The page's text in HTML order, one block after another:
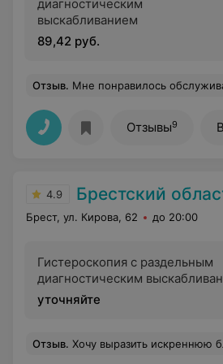
диагностическим
выскабливанием
89,42 руб.
Отзыв. Мне понравилось
Отзывы9
4.9 Брестский
Брест, ул. Кирова, 62 до 20:00
Гистероскопия с раздельным
диагностическим
уточняйте
Отзыв. Хочу выразить искреннюю благодарность Елене Владимировне! Профессионал и Врач с большой буквы!